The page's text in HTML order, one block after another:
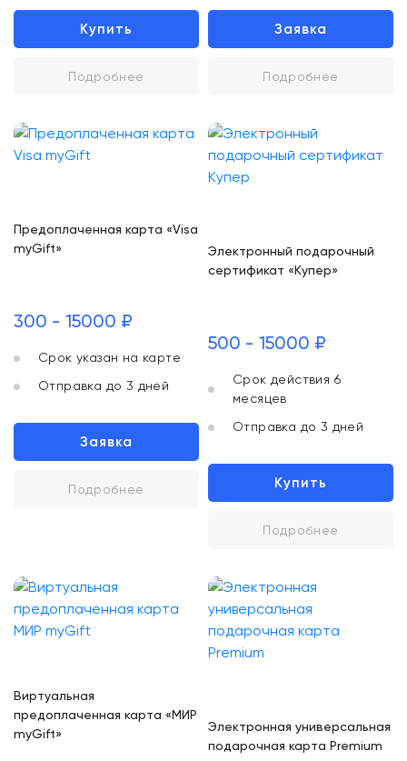
Купить
Подробнее
Заявка
Подробнее
Предоплаченная карта «Visa
myGift»
300 - 15000 ₽
Срок указан на карте
Отправка до 3 дней
Заявка
Подробнее
Электронный подарочный
сертификат «Купер»
500 - 15000 ₽
Срок действия 6
месяцев
Отправка до 3 дней
Купить
Подробнее
Виртуальная
предоплаченная карта «МИР
myGift»
Электронная универсальная
подарочная карта Premium